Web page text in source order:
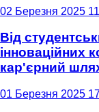
02 Березня 2025
Від
інноваційних
кар'єрний
01 Березня 2025